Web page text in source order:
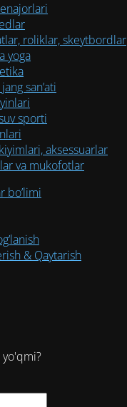
roliklar, skeytbordlar
yoga
san’ati
sporti
aksessuarlar
va mukofotlar
bo’limi
& Qaytarish